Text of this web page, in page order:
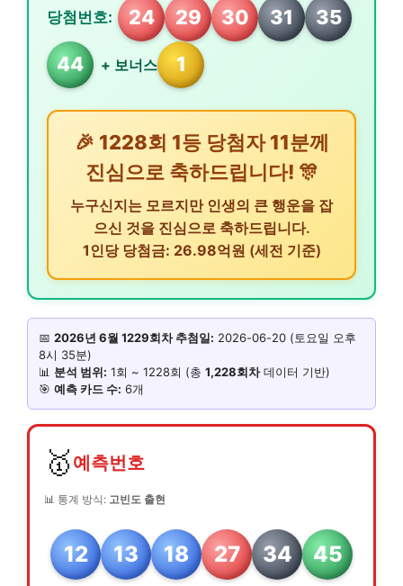
당첨번호: 24 29 30 31
35
44
+ 보너스 1
🎉 1228회 1등 당첨자 11분께
진심으로 축하드립니다! 🎊
누구신지는 모르지만 인생의 큰 행운을 잡
으신 것을 진심으로 축하드립니다.
1인당 당첨금: 26.98억원 (세전 기준)
📅 2026년 6월 1229회차 추첨일: 2026-06-20 (토요일 오후
8시 35분)
📊 분석 범위: 1회 ~ 1228회 (총 1,228회차데이터 기반)
🎯 예측 카드 수: 6개
🥇 예측번호
📊 통계 방식: 고빈도 출현
12 13 18 27 34 45